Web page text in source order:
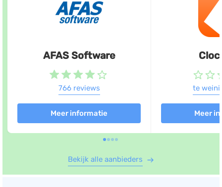
AFAS Software
766 reviews
Meer informatie
te
Meer
Bekijk alle aanbieders